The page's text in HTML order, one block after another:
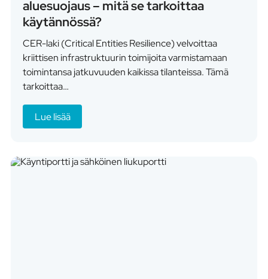
aluesuojaus – mitä se tarkoittaa
käytännössä?
CER-laki (Critical Entities Resilience) velvoittaa
kriittisen infrastruktuurin toimijoita varmistamaan
toimintansa jatkuvuuden kaikissa tilanteissa. Tämä
tarkoittaa…
Lue lisää